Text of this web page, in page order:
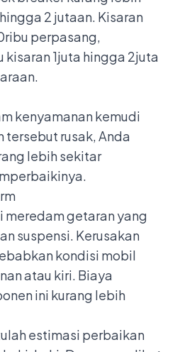
2 jutaan. Kisaran
perpasang,
kisaran 1juta hingga 2juta
kenyamanan kemudi
tersebut rusak, Anda
lebih sekitar
meredam getaran yang
suspensi. Kerusakan
kondisi mobil
atau kiri. Biaya
ini kurang lebih
estimasi perbaikan